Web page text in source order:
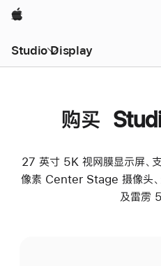
Apple
Studio Display
购买
27 英寸 5K 视网膜显示屏、
像素 Center Stage 摄像头、
及雷雳 5